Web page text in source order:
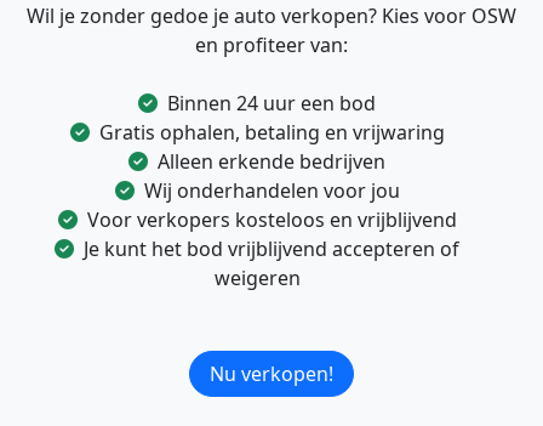
Wil je zonder gedoe je auto verkopen? Kies voor OSW
en profiteer van:
Binnen 24 uur een bod
Gratis ophalen, betaling en vrijwaring
Alleen erkende bedrijven
Wij onderhandelen voor jou
Voor verkopers kosteloos en vrijblijvend
Je kunt het bod vrijblijvend accepteren of
weigeren
Nu verkopen!